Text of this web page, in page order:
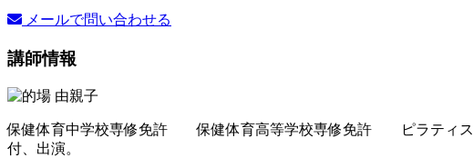
メールで問い合わせる
講師情報
保健体育中学校専修免許 保健体育高等学校専修免許 ピラティス
付、出演。